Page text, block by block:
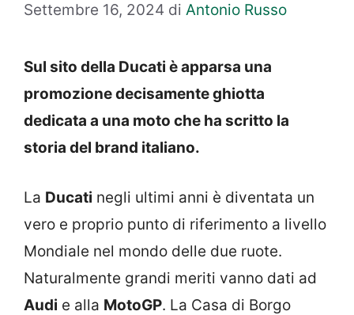
Settembre 16, 2024 di Antonio Russo
Sul sito della Ducati è apparsa una
promozione decisamente ghiotta
dedicata a una moto che ha scritto la
storia del brand italiano.
La Ducati negli ultimi anni è diventata un
vero e proprio punto di riferimento a livello
Mondiale nel mondo delle due ruote.
Naturalmente grandi meriti vanno dati ad
Audi e alla MotoGP. La Casa di Borgo